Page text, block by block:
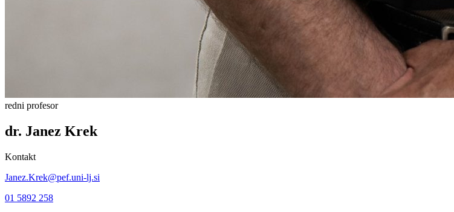
redni profesor
dr. Janez Krek
Kontakt
Janez.Krek@pef.uni-lj.si
01 5892 258